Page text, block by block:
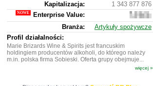
Kapitalizacja:
1 343 877 876
Enterprise Value:
152
556
Branża:
Artykuły spożywcze
Profil działalności:
Marie Brizards Wine & Spirits jest francuskim
holdingiem producentów alkoholi, do którego należy
m.in. polska firma Sobieski. Oferta grupy obejmuje...
więcej »